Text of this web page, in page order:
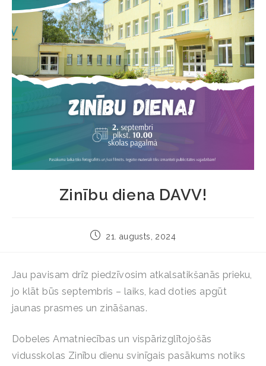
Zinību diena DAVV!
21. augusts, 2024
Jau pavisam drīz piedzīvosim atkalsatikšanās prieku,
jo klāt būs septembris – laiks, kad doties apgūt
jaunas prasmes un zināšanas.
Dobeles Amatniecības un vispārizglītojošās
vidusskolas Zinību dienu svinīgais pasākums notiks